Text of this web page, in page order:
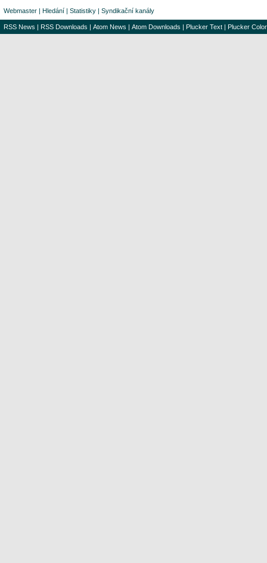
Webmaster | Hledání | Statistiky | Syndikační kanály
RSS News | RSS Downloads | Atom News | Atom Downloads | Plucker Text | Plucker Color